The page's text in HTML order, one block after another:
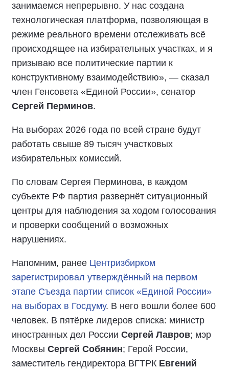
занимаемся непрерывно. У нас создана
технологическая платформа, позволяющая в
режиме реального времени отслеживать всё
происходящее на избирательных участках, и я
призываю все политические партии к
конструктивному взаимодействию», — сказал
член Генсовета «Единой России», сенатор
Сергей Перминов.
На выборах 2026 года по всей стране будут
работать свыше 89 тысяч участковых
избирательных комиссий.
По словам Сергея Перминова, в каждом
субъекте РФ партия развернёт ситуационный
центры для наблюдения за ходом голосования
и проверки сообщений о возможных
нарушениях.
Напомним, ранее Центризбирком
зарегистрировал утверждённый на первом
этапе Съезда партии список «Единой России»
на выборах в Госдуму. В него вошли более 600
человек. В пятёрке лидеров списка: министр
иностранных дел России Сергей Лавров; мэр
Москвы Сергей Собянин; Герой России,
заместитель гендиректора ВГТРК Евгений